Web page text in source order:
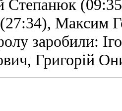
Степанюк
Максим
заробили:
Григорій